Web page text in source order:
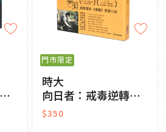
門市限定
時大
向日者：戒毒逆轉勝的故事
$350